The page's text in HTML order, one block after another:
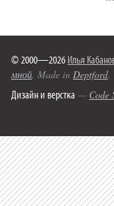
© 2000—2026 Илья
мной. Made in Deptford.
Дизайн и верстка — Code